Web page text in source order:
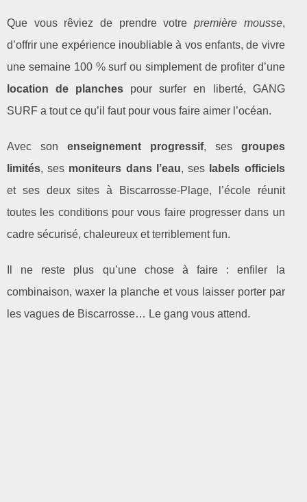
Que vous rêviez de prendre votre première mousse,
d’offrir une expérience inoubliable à vos enfants, de vivre
une semaine 100 % surf ou simplement de profiter d’une
location de planches pour surfer en liberté, GANG
SURF a tout ce qu’il faut pour vous faire aimer l’océan.
Avec son enseignement progressif, ses groupes
limités, ses moniteurs dans l’eau, ses labels officiels
et ses deux sites à Biscarrosse‑Plage, l’école réunit
toutes les conditions pour vous faire progresser dans un
cadre sécurisé, chaleureux et terriblement fun.
Il ne reste plus qu’une chose à faire : enfiler la
combinaison, waxer la planche et vous laisser porter par
les vagues de Biscarrosse… Le gang vous attend.